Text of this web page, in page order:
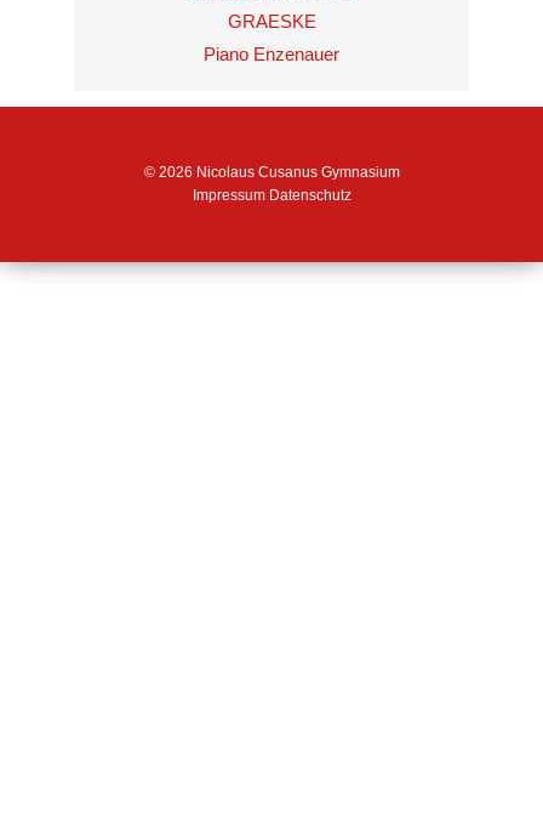
GRAESKE
Piano Enzenauer
© 2026 Nicolaus Cusanus Gymnasium
Impressum Datenschutz